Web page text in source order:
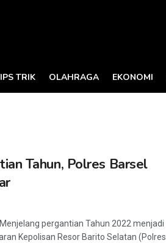
TRIK OLAHRAGA EKONOMI
Tahun, Polres Barsel
pergantian Tahun 2022 menjadi
Kepolisan Resor Barito Selatan (Polres